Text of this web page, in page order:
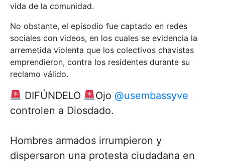
vida de la comunidad.
No obstante, el episodio fue captado en redes
sociales con videos, en los cuales se evidencia la
arremetida violenta que los colectivos chavistas
emprendieron, contra los residentes durante su
reclamo válido.
DIFÚNDELO Ojo @usembassyve
controlen a Diosdado.
Hombres armados irrumpieron y
dispersaron una protesta ciudadana en